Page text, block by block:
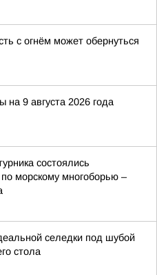
с огнём может обернуться
на 9 августа 2026 года
состоялись
морскому многоборью –
селедки под шубой
стола